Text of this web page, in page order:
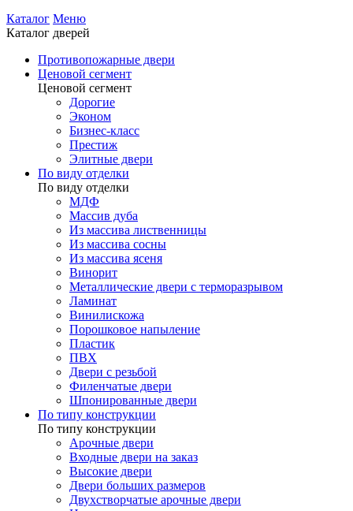
Каталог Меню
Каталог дверей
Противопожарные двери
Ценовой сегмент
Ценовой сегмент
Дорогие
Эконом
Бизнес-класс
Престиж
Элитные двери
По виду отделки
По виду отделки
МДФ
Массив дуба
Из массива лиственницы
Из массива сосны
Из массива ясеня
Винорит
Металлические двери с терморазрывом
Ламинат
Винилискожа
Порошковое напыление
Пластик
ПВХ
Двери с резьбой
Филенчатые двери
Шпонированные двери
По типу конструкции
По типу конструкции
Арочные двери
Входные двери на заказ
Высокие двери
Двери больших размеров
Двухстворчатые арочные двери